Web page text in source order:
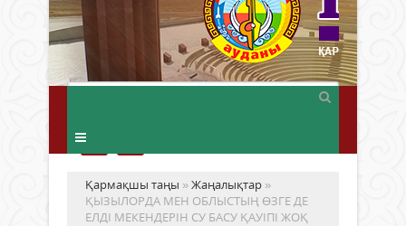
Қармақшы таңы »Жаңалықтар »
ҚЫЗЫЛОРДА МЕН ОБЛЫСТЫҢ ӨЗГЕ ДЕ
ЕЛДІ МЕКЕНДЕРІН СУ БАСУ ҚАУІПІ ЖОҚ